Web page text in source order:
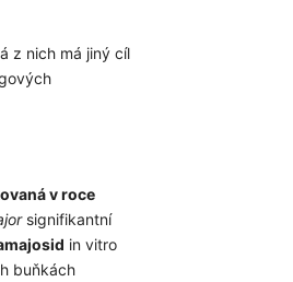
z nich má jiný cíl
v roce
signifikantní
in vitro
buňkách
Kč
a